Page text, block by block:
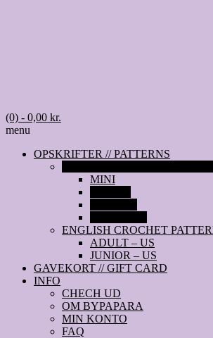
(0) - 0,00 kr.
menu
OPSKRIFTER // PATTERNS
MINI
ENGLISH CROCHET
ADULT – US
JUNIOR – US
GAVEKORT // GIFT CARD
INFO
CHECH UD
OM BYPAPARA
MIN KONTO
FAQ